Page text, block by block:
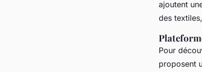
ajoutent
des
Pour
proposent